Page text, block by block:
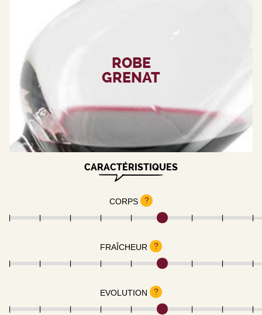
ROBE
GRENAT
CARACTÉRISTIQUES
CORPS ?
FRAÎCHEUR ?
EVOLUTION ?